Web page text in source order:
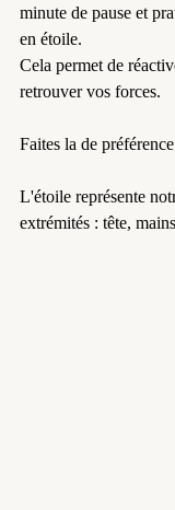
minute de pause et
en étoile.
Cela permet de
retrouver vos forces.
Faites la de
L'étoile représente
extrémités : tête,